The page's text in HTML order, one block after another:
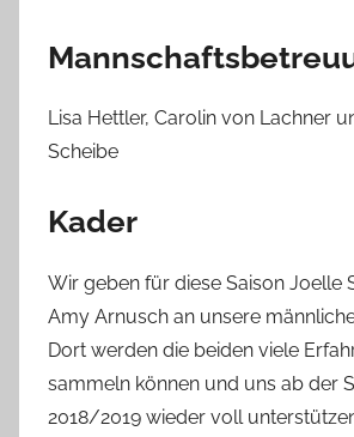
Lisa Hettler, Carolin von Lachner
Scheibe
Kader
Wir geben für diese Saison Joelle
Amy Arnusch an unsere
Dort werden die beiden viele
sammeln können und uns ab der
2018/2019 wieder voll